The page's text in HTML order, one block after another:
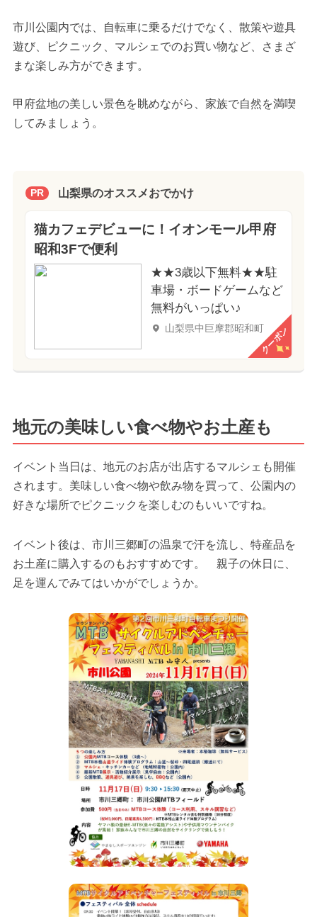
市川公園内では、自転車に乗るだけでなく、散策や遊具
遊び、ピクニック、マルシェでのお買い物など、さまざ
まな楽しみ方ができます。
甲府盆地の美しい景色を眺めながら、家族で自然を満喫
してみましょう。
PR 山梨県のオススメおでかけ
猫カフェデビューに！イオンモール甲府
昭和3Fで便利
★★3歳以下無料★★駐
車場・ボードゲームなど
無料がいっぱい♪
山梨県中巨摩郡昭和町クーポン
地元の美味しい食べ物やお土産も
イベント当日は、地元のお店が出店するマルシェも開催
されます。美味しい食べ物や飲み物を買って、公園内の
好きな場所でピクニックを楽しむのもいいですね。
イベント後は、市川三郷町の温泉で汗を流し、特産品を
お土産に購入するのもおすすめです。 親子の休日に、
足を運んでみてはいかがでしょうか。